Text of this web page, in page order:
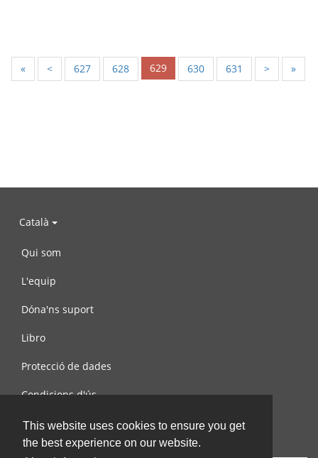
This website uses cookies to ensure you get
the best experience on our website.
« < 627 628 629 630 631 > »
Català
Qui som
L'equip
Dóna'ns suport
Libro
Protecció de dades
Condicions d'ús
Contacta amb nosaltres